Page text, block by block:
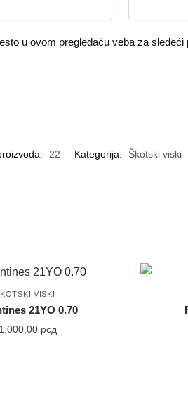
u ovom pregledaču veba za
22 Kategorija: Škotski viski
VISKI
21YO 0.70
рсд